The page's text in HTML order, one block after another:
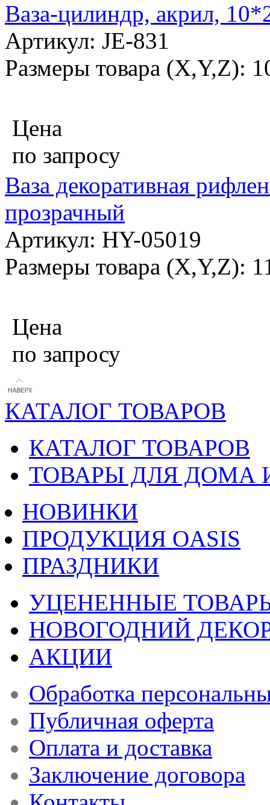
Ваза-цилиндр, акрил,
Артикул: JE-831
Размеры товара (X,Y,Z):
Цена
по запросу
Ваза декоративная
прозрачный
Артикул: HY-05019
Размеры товара (X,Y,Z):
Цена
по запросу
КАТАЛОГ ТОВАРОВ
КАТАЛОГ ТОВАРОВ
ТОВАРЫ ДЛЯ ДОМА
НОВИНКИ
ПРОДУКЦИЯ OASIS
ПРАЗДНИКИ
УЦЕНЕННЫЕ
НОВОГОДНИЙ
АКЦИИ
Обработка
Публичная оферта
Оплата и доставка
Заключение договора